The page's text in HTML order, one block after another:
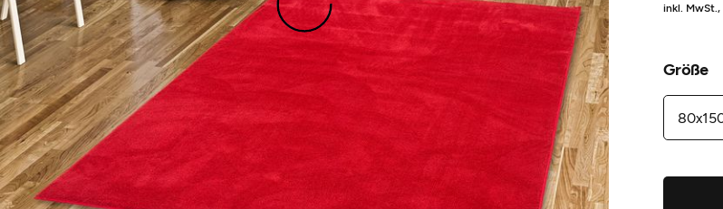
inkl. MwSt.,
Größe